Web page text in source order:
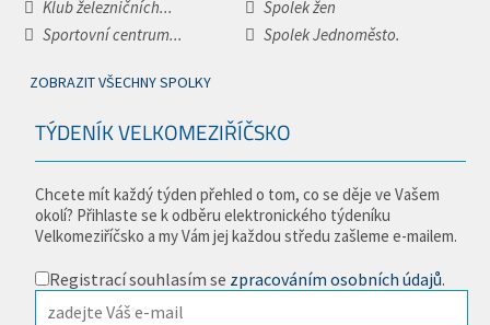
Klub železničních...
Spolek žen
Sportovní centrum...
Spolek Jednoměsto.
ZOBRAZIT VŠECHNY SPOLKY
TÝDENÍK VELKOMEZIŘÍČSKO
Chcete mít každý týden přehled o tom, co se děje ve Vašem
okolí? Přihlaste se k odběru elektronického týdeníku
Velkomeziříčsko a my Vám jej každou středu zašleme e-mailem.
Registrací souhlasím se zpracováním osobních údajů.